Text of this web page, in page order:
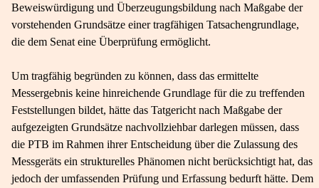
Beweiswürdigung und Überzeugungsbildung nach Maßgabe der
vorstehenden Grundsätze einer tragfähigen Tatsachengrundlage,
die dem Senat eine Überprüfung ermöglicht.
Um tragfähig begründen zu können, dass das ermittelte
Messergebnis keine hinreichende Grundlage für die zu treffenden
Feststellungen bildet, hätte das Tatgericht nach Maßgabe der
aufgezeigten Grundsätze nachvollziehbar darlegen müssen, dass
die PTB im Rahmen ihrer Entscheidung über die Zulassung des
Messgeräts ein strukturelles Phänomen nicht berücksichtigt hat, das
jedoch der umfassenden Prüfung und Erfassung bedurft hätte. Dem